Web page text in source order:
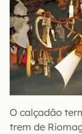
O calçadão
trem de